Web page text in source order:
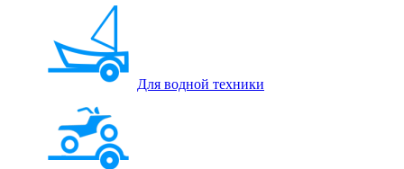
Для водной техники